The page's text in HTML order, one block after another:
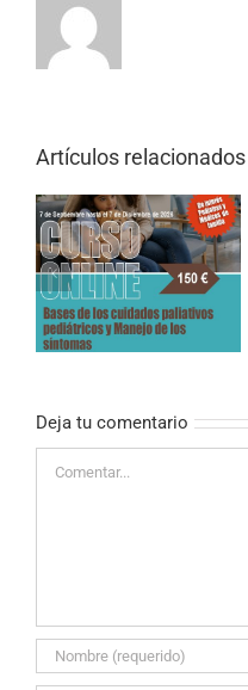
Artículos relacionados
CURSO ONLINE DE
PALIATIVOS SIN
FRONTERAS «EL
VALOR DE LOS
CUIDADOS EN
PALIATIVOS»
Deja tu comentario